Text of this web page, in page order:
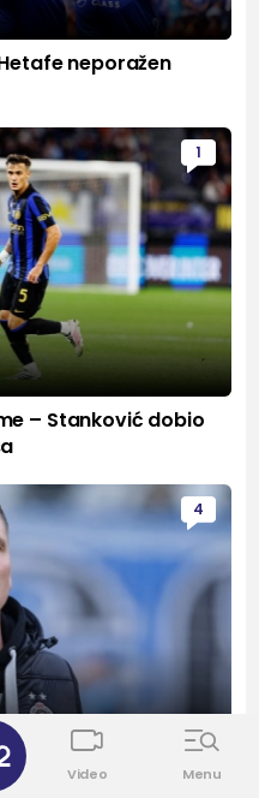
neporažen
1
– Stanković dobio
4
me je..."
Video Menu